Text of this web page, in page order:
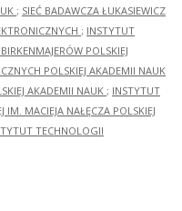
; SIEĆ BADAWCZA ŁUKASIEWICZ
; INSTYTUT
POLSKIEJ
POLSKIEJ AKADEMII NAUK
AKADEMII NAUK ; INSTYTUT
IM. MACIEJA NAŁĘCZA POLSKIEJ
TECHNOLOGII